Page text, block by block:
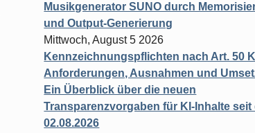
Musikgenerator SUNO durch
und Output-Generierung
Mittwoch, August 5 2026
Kennzeichnungspflichten nach Art. 50
Anforderungen, Ausnahmen und
Ein Überblick über die neuen
Transparenzvorgaben für KI-Inhalte seit
02.08.2026